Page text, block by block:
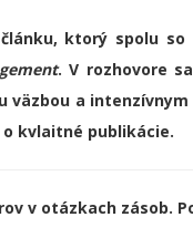
ktorý spolu
. V rozhovore
a
kvlaitné publikácie.
v otázkach zásob.